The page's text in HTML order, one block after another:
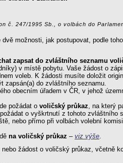
247/1995 Sb., o volbách do
možnosti, jak postupovat, podle
zapsat do zvláštního seznamu
v místě pobytu. Vaše žádost o
voleb. K žádosti musíte doložit
do zvláštního seznamu.
obecním úřadem v ČR, v jehož
požádat o voličský průkaz , na který
o vyškrtnutí z tohoto zvláštního
nebo přímo při volbách volební
na voličský průkaz – viz výše
žádost o voličský průkaz, včetně